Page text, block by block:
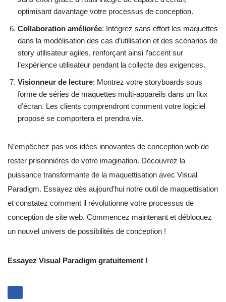
optimisant davantage votre processus de conception.
Collaboration améliorée: Intégrez sans effort les maquettes
dans la modélisation des cas d’utilisation et des scénarios de
story utilisateur agiles, renforçant ainsi l’accent sur
l’expérience utilisateur pendant la collecte des exigences.
Visionneur de lecture: Montrez votre storyboards sous
forme de séries de maquettes multi-appareils dans un flux
d’écran. Les clients comprendront comment votre logiciel
proposé se comportera et prendra vie.
N’empêchez pas vos idées innovantes de conception web de
rester prisonnières de votre imagination. Découvrez la
puissance transformante de la maquettisation avec Visual
Paradigm. Essayez dès aujourd’hui notre outil de maquettisation
et constatez comment il révolutionne votre processus de
conception de site web. Commencez maintenant et débloquez
un nouvel univers de possibilités de conception !
Essayez Visual Paradigm gratuitement !